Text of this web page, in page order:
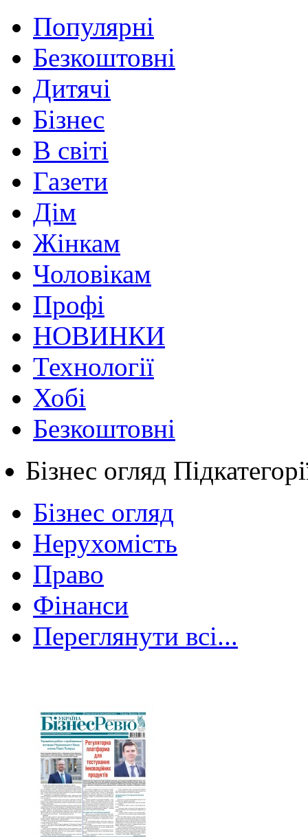
Популярні
Безкоштовні
Дитячі
Бізнес
В світі
Газети
Дім
Жінкам
Чоловікам
Профі
НОВИНКИ
Технології
Хобі
Безкоштовні
Бізнес огляд
Бізнес огляд
Нерухомість
Право
Фінанси
Переглянути всі...